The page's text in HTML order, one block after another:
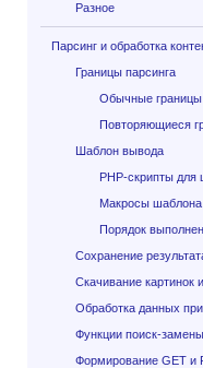
Разное
Парсинг и обработка
Границы парсинга
Обычные границы
Повторяющиеся
Шаблон вывода
PHP-скрипты
Макросы
Порядок
Сохранение
Скачивание картинок
Обработка данных
Функции поиск-
Формирование GET и